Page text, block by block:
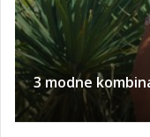
3 modne